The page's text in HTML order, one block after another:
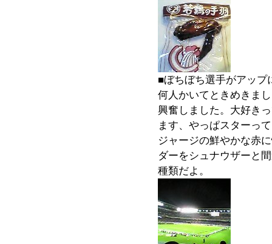
■ぼちぼち選手がアップ
何人かいてときめきま
興奮しました。大好き
ます、やっぱスターっ
ジャージの鮮やかな赤
ダーをシュナウザーと
種類だよ。